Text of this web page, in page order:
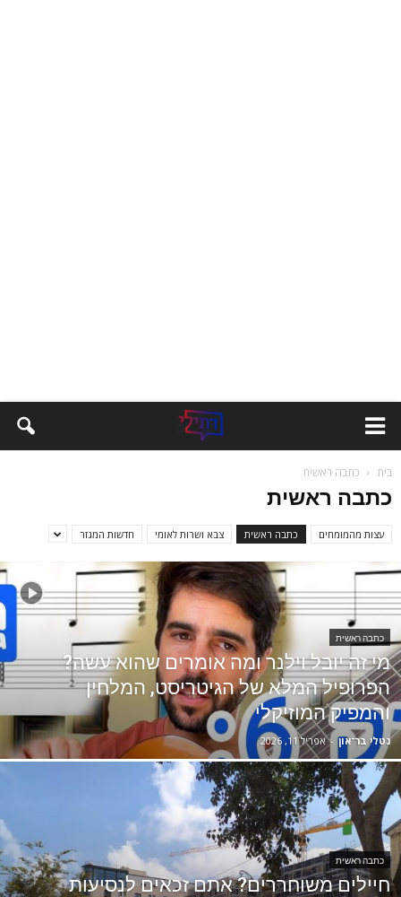
בית כתבה ראשית
כתבה ראשית
עצות מהמומחים כתבה ראשית צבא ושרות לאומי חדשות המגזר
כתבה ראשית
מי זה יובל וילנר ומה אומרים שהוא עשה?
הפרופיל המלא של הגיטריסט, המלחין
והמפיק המוזיקלי
נטלי בר־און - אפריל 11, 2026
כתבה ראשית
חיילים משוחררים? אתם זכאים לנסיעות